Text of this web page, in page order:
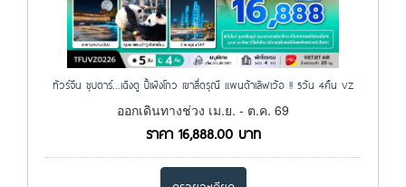
ทัวร์จีน ซุปตาร์...เฉิงตู ปี้เผิงโกว เขาสี่ดรุณี แพนด้าเลิฟเว้อ !! 5วัน 4คืน VZ
ออกเดินทางช่วง เม.ย. - ต.ค. 69
ราคา 16,888.00บาท